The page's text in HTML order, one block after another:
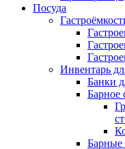
Посуда
Инвентарь
Банки
Барное
Барные